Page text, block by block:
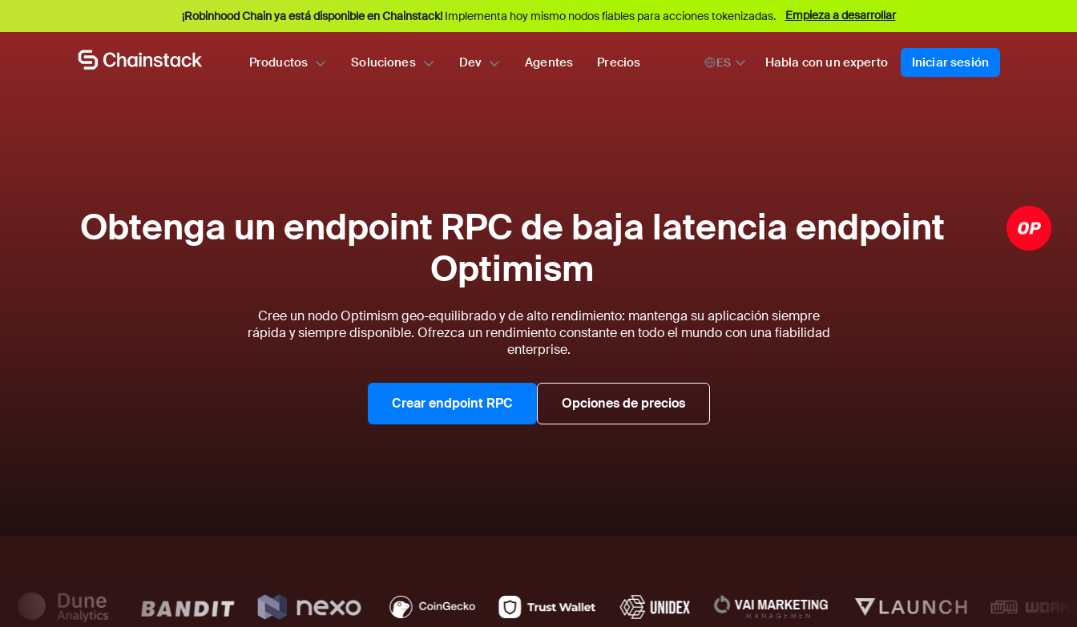
¡Robinhood Chain ya está disponible en Chainstack!Implementa hoy mismo nodos fiables para acciones tokenizadas. Empieza a desarrollar
Productos Soluciones Dev Agentes Precios ES Habla con un experto Iniciar sesión
Obtenga un endpoint RPC de baja latencia endpoint
Optimism
Cree un nodo Optimism geo-equilibrado y de alto rendimiento: mantenga su aplicación siempre
rápida y siempre disponible. Ofrezca un rendimiento constante en todo el mundo con una fiabilidad
enterprise.
Crear endpoint RPC Opciones de precios